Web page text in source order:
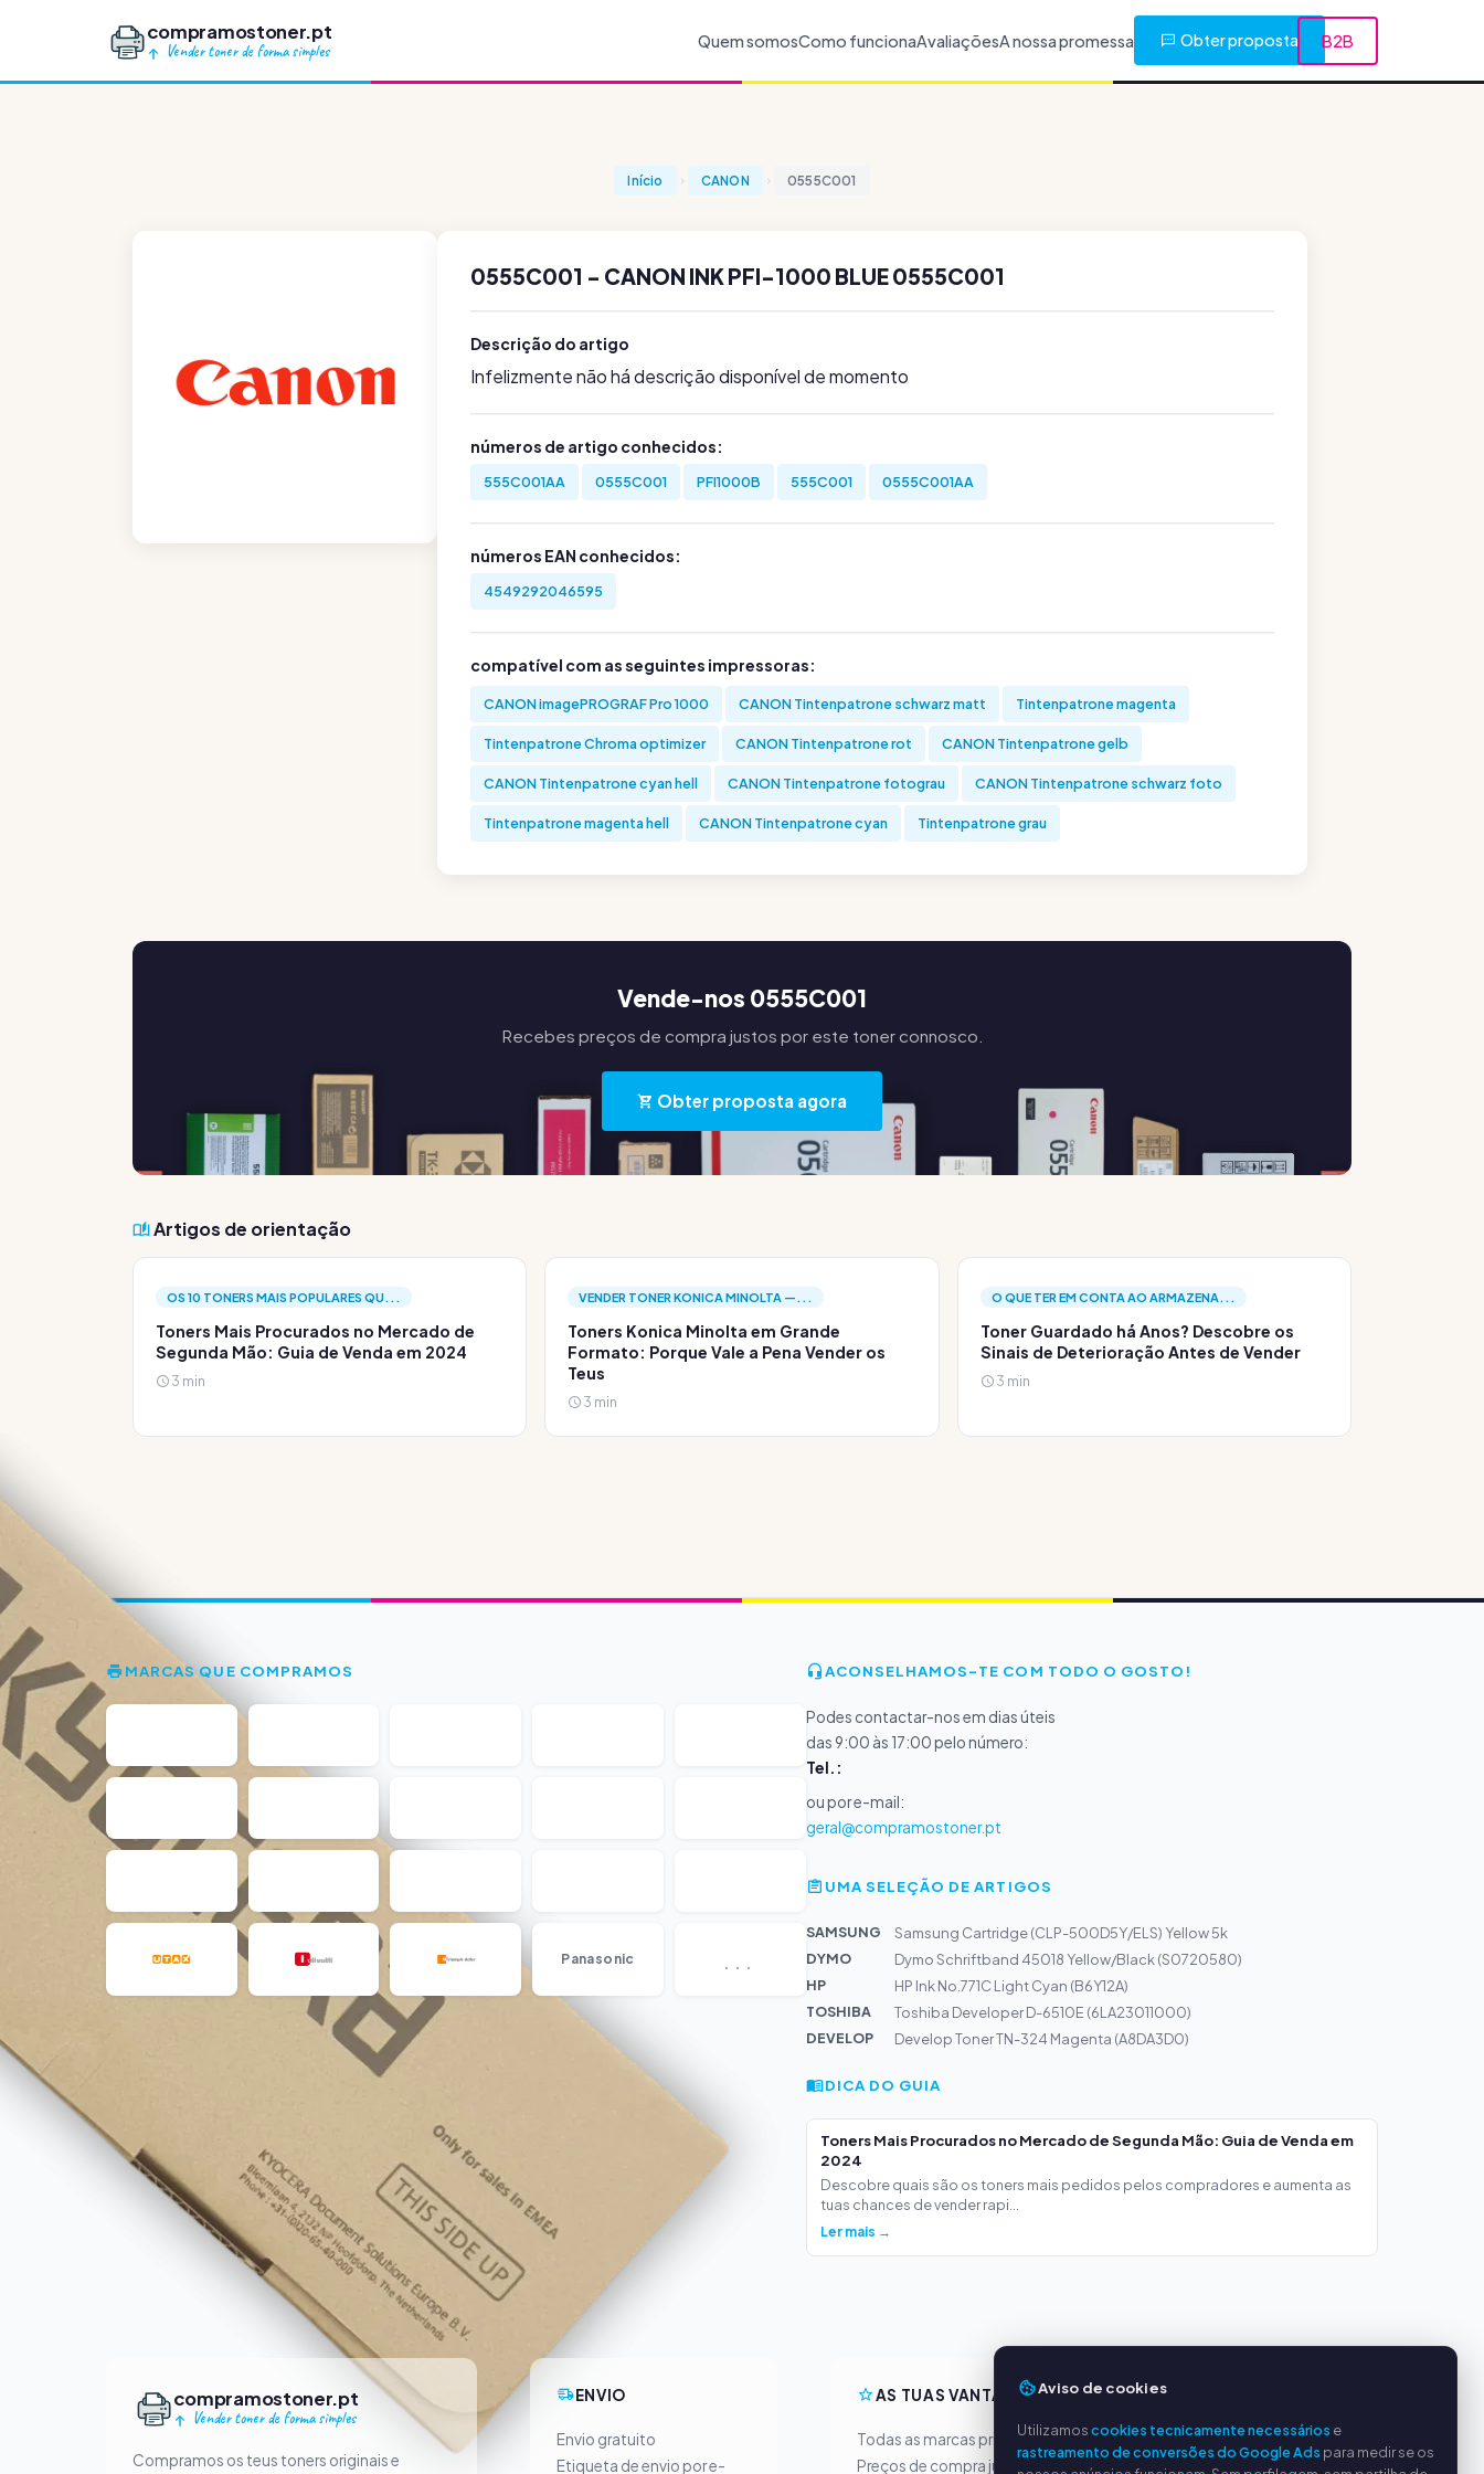
compramostoner.pt
Vender toner de forma simples
Quem somosComo funcionaAvaliaçõesA nossa promessa Obter proposta B2B
Início CANON 0555C001
0555C001 - CANON INK PFI-1000 BLUE 0555C001
Descrição do artigo
Infelizmente não há descrição disponível de momento
números de artigo conhecidos:
555C001AA 0555C001 PFI1000B 555C001 0555C001AA
números EAN conhecidos:
4549292046595
compatível com as seguintes impressoras:
CANON imagePROGRAF Pro 1000 CANON Tintenpatrone schwarz matt Tintenpatrone magenta
Tintenpatrone Chroma optimizer CANON Tintenpatrone rot CANON Tintenpatrone gelb
CANON Tintenpatrone cyan hell CANON Tintenpatrone fotograu CANON Tintenpatrone schwarz foto
Tintenpatrone magenta hell CANON Tintenpatrone cyan Tintenpatrone grau
Vende-nos 0555C001
Recebes preços de compra justos por este toner connosco.
Obter proposta agora
Artigos de orientação
OS 10 TONERS MAIS POPULARES QU...
Toners Mais Procurados no Mercado de
Segunda Mão: Guia de Venda em 2024
3 min
VENDER TONER KONICA MINOLTA —...
Toners Konica Minolta em Grande
Formato: Porque Vale a Pena Vender os
Teus
3 min
O QUE TER EM CONTA AO ARMAZENA...
Toner Guardado há Anos? Descobre os
Sinais de Deterioração Antes de Vender
3 min
MARCAS QUE COMPRAMOS
Panasonic ...
ACONSELHAMOS-TE COM TODO O GOSTO!
Podes contactar-nos em dias úteis
das 9:00 às 17:00 pelo número:
Tel.:
ou por e-mail:
geral@compramostoner.pt
UMA SELEÇÃO DE ARTIGOS
SAMSUNG
Samsung Cartridge (CLP-500D5Y/ELS) Yellow 5k
DYMO
Dymo Schriftband 45018 Yellow/Black (S0720580)
HP
HP Ink No.771C Light Cyan (B6Y12A)
TOSHIBA
Toshiba Developer D-6510E (6LA23011000)
DEVELOP
Develop Toner TN-324 Magenta (A8DA3D0)
DICA DO GUIA
Toners Mais Procurados no Mercado de Segunda Mão: Guia de Venda em
2024
Descobre quais são os toners mais pedidos pelos compradores e aumenta as
tuas chances de vender rapi...
Ler mais →
compramostoner.pt
Vender toner de forma simples
Compramos os teus toners originais e
ENVIO
Envio gratuito
Etiqueta de envio por e-
AS TUAS VANTAGENS
Todas as marcas principais
Preços de compra justos
Sobre nós
Política de privacidade
Aviso de cookies
Utilizamoscookies tecnicamente necessários e
rastreamento de conversões do Google Ads para medir se os